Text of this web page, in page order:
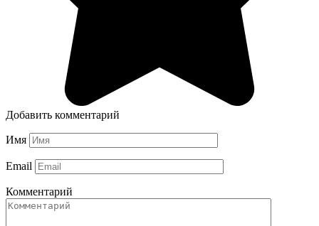
Добавить комментарий
Имя
Email
Комментарий